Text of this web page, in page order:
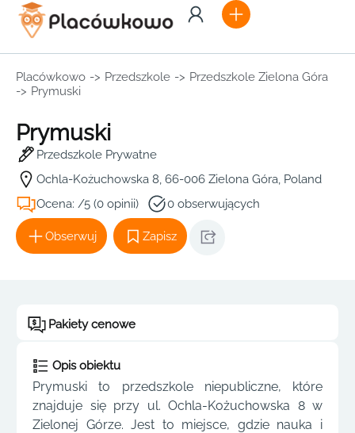
Placówkowo -> Przedszkole -> Przedszkole Zielona Góra
-> Prymuski
Prymuski
Przedszkole Prywatne
Ochla-Kożuchowska 8, 66-006 Zielona Góra, Poland
Ocena: /5 (0 opinii)
0 obserwujących
Obserwuj Zapisz
Pakiety cenowe
Opis obiektu
Prymuski to przedszkole niepubliczne, które
znajduje się przy ul. Ochla-Kożuchowska 8 w
Zielonej Górze. Jest to miejsce, gdzie nauka i